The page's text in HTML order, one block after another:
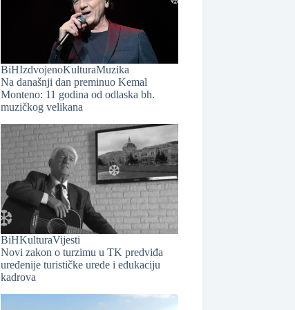
BiHIzdvojenoKulturaMuzika
Na današnji dan preminuo Kemal
Monteno: 11 godina od odlaska bh.
muzičkog velikana
BiHKulturaVijesti
Novi zakon o turzimu u TK predviđa
uređenije turističke urede i edukaciju
kadrova
❆